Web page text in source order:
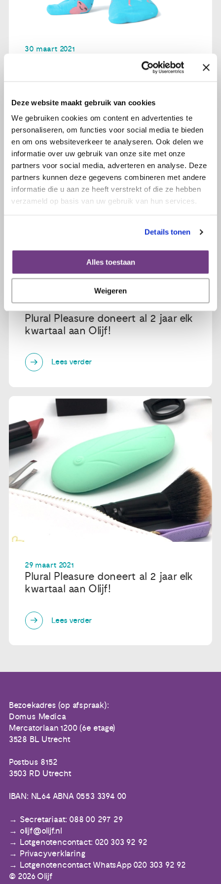
Deze website maakt gebruik van cookies
We gebruiken cookies om content en advertenties te
personaliseren, om functies voor social media te bieden
en om ons websiteverkeer te analyseren. Ook delen we
informatie over uw gebruik van onze site met onze
partners voor social media, adverteren en analyse. Deze
partners kunnen deze gegevens combineren met andere
informatie die u aan ze heeft verstrekt of die ze hebben
verzameld op basis van uw gebruik van hun services.
Details tonen
Alles toestaan
Weigeren
30 maart 2021
Deel opbrengst MedSocks gaat
Lees verder
29 maart 2021
Plural Pleasure doneert al 2 jaar elk
kwartaal aan Olijf!
Lees verder
29 maart 2021
Plural Pleasure doneert al 2 jaar elk
kwartaal aan Olijf!
Lees verder
Bezoekadres (op afspraak):
Domus Medica
Mercatorlaan 1200 (6e etage)
3528 BL Utrecht
Postbus 8152
3503 RD Utrecht
IBAN: NL64 ABNA 0553 3394 00
Secretariaat: 088 00 297 29
olijf@olijf.nl
Lotgenotencontact: 020 303 92 92
Privacyverklaring
Lotgenotencontact WhatsApp 020 303 92 92
© 2026 Olijf